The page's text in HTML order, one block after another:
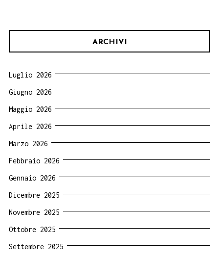
ARCHIVI
Luglio 2026
Giugno 2026
Maggio 2026
Aprile 2026
Marzo 2026
Febbraio 2026
Gennaio 2026
Dicembre 2025
Novembre 2025
Ottobre 2025
Settembre 2025